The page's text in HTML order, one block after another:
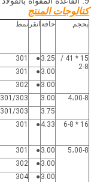
كتالوجات المنتج
بحجم حافة انقر نمط
15 * 41 /
2-8
3.25
●
301
3.00
●
301
3.00
●
302
4،00-8
3.00
301/303
3.75
301/303
16 * 6-8
4.33
●
301
5،00-8 3.00
●
301
3.00
●
302
3.00
●
304